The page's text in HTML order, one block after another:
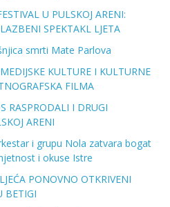
U PULSKOJ ARENI:
SPEKTAKL LJETA
smrti Mate Parlova
KULTURE I KULTURNE
FILMA
RASPRODALI I DRUGI
ARENI
i grupu Nola zatvara bogat
i okuse Istre
PONOVNO OTKRIVENI
BETIGI